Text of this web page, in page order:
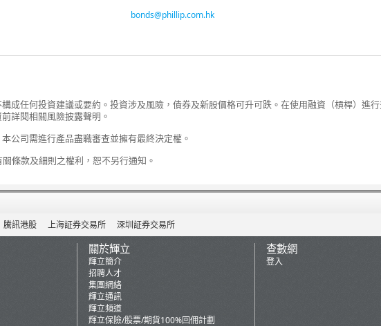
bonds@phillip.com.hk
成任何投資建議或要約。投資涉及風險，債券及新股價格可升可跌。在使用融資（槓桿）進
詳閱相關風險披露聲明。
公司需進行產品盡職審查並擁有最終決定權。
條款及細則之權利，恕不另行通知。
騰訊港股 上海証券交易所 深圳証券交易所
關於輝立
輝立簡介
招聘人才
集團網絡
輝立通訊
輝立頻道
輝立保險/股票/期貨100%回佣計劃
查數網
登入